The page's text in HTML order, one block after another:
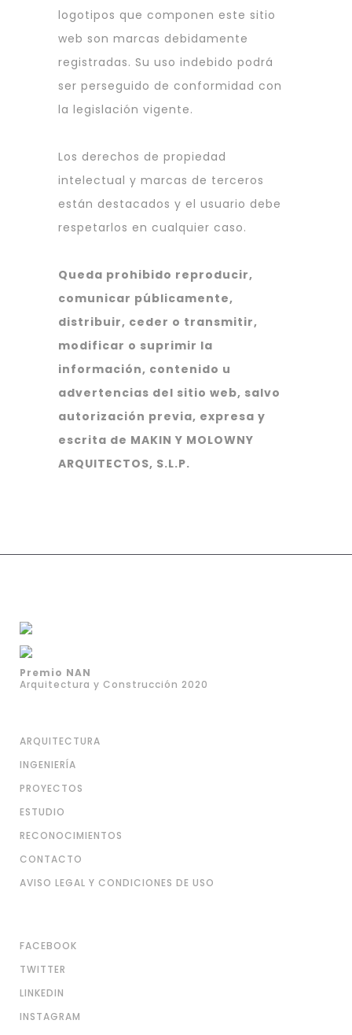
logotipos que componen este sitio
web son marcas debidamente
registradas. Su uso indebido podrá
ser perseguido de conformidad con
la legislación vigente.
Los derechos de propiedad
intelectual y marcas de terceros
están destacados y el usuario debe
respetarlos en cualquier caso.
Queda prohibido reproducir,
comunicar públicamente,
distribuir, ceder o transmitir,
modificar o suprimir la
información, contenido u
advertencias del sitio web, salvo
autorización previa, expresa y
escrita de MAKIN Y MOLOWNY
ARQUITECTOS, S.L.P.
Premio NAN
Arquitectura y Construcción 2020
ARQUITECTURA
INGENIERÍA
PROYECTOS
ESTUDIO
RECONOCIMIENTOS
CONTACTO
AVISO LEGAL Y CONDICIONES DE USO
FACEBOOK
TWITTER
LINKEDIN
INSTAGRAM